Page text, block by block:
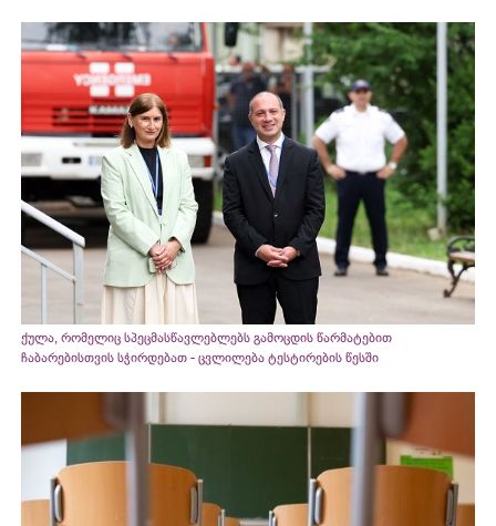
ქულა, რომელიც სპეცმასწავლებლებს გამოცდის წარმატებით
ჩაბარებისთვის სჭირდებათ - ცვლილება ტესტირების წესში